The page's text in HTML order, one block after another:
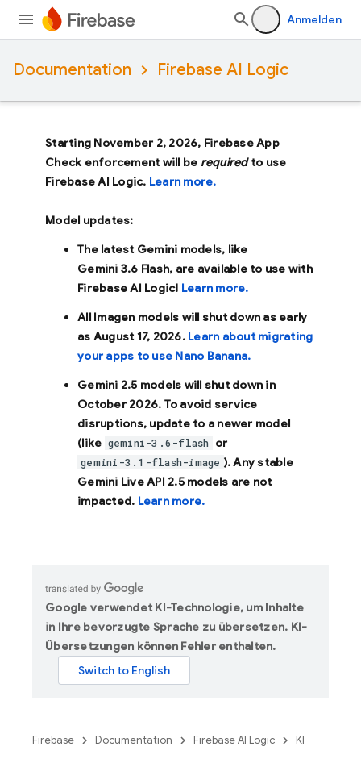
Anmelden
Documentation Firebase AI Logic
Starting November 2, 2026, Firebase App
Check enforcement will be requiredto use
Firebase AI Logic. Learn more.
Model updates:
The latest Gemini models, like
Gemini 3.6 Flash, are available to use with
Firebase AI Logic! Learn more.
All Imagen models will shut down as early
as August 17, 2026. Learn about migrating
your apps to use Nano Banana.
Gemini 2.5 models will shut down in
October 2026. To avoid service
disruptions, update to a newer model
(like gemini-3.6-flash or
gemini-3.1-flash-image ). Any stable
Gemini Live API 2.5 models are not
impacted. Learn more.
Google verwendet KI-Technologie, um Inhalte
in Ihre bevorzugte Sprache zu übersetzen. KI-
Übersetzungen können Fehler enthalten.
Firebase Documentation Firebase AI Logic KI